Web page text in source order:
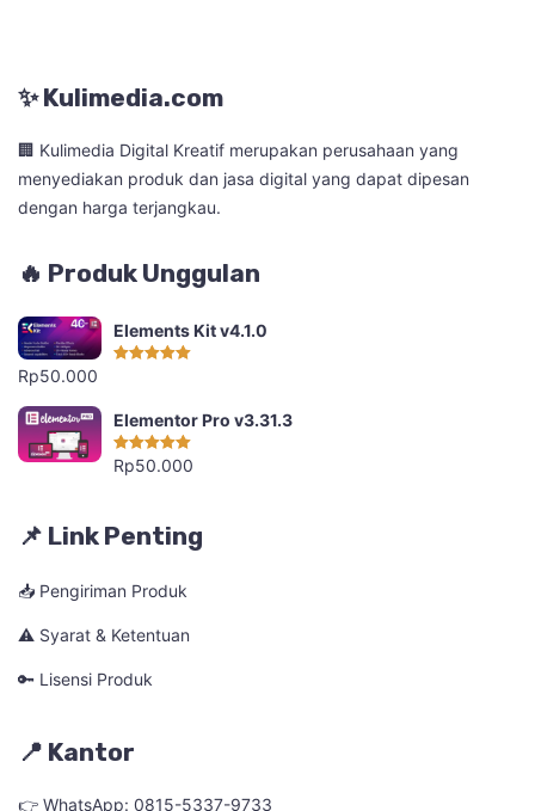
✨ Kulimedia.com
🏢 Kulimedia Digital Kreatif merupakan perusahaan yang
menyediakan produk dan jasa digital yang dapat dipesan
dengan harga terjangkau.
🔥 Produk Unggulan
Elements Kit v4.1.0
Rp50.000
Elementor Pro v3.31.3
Dinilai 5.00
dari 5
Rp50.000
📌 Link Penting
📥 Pengiriman Produk
⚠️ Syarat & Ketentuan
🔑 Lisensi Produk
📍 Kantor
👉 WhatsApp: 0815-5337-9733